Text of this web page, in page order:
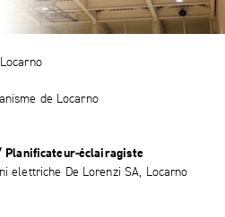
de Locarno
Planificateur-éclairagiste
elettriche De Lorenzi SA, Locarno